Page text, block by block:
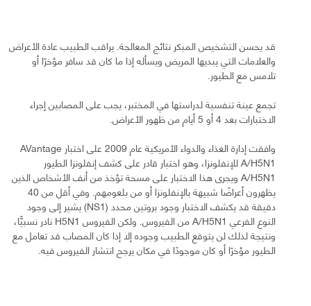
قد يحسن التشخيص المبكر نتائج المعالجة. يراقب الطبيب عادة الأعراض
والعلامات التي يبديها المريض ويسأله إذا ما كان قد سافر مؤخرًا أو
تلامس مع الطيور.
تجمع عينة تنفسية لدراستها في المختبر، يجب على المصابين إجراء
الاختبارات بعد 4 أو 5 أيام من ظهور الأعراض.
وافقت إدارة الغذاء والدواء الأمريكية عام 2009 على اختبار AVantage
A/H5N1 للإنفلونزا، وهو اختبار قادر على كشف إنفلونزا الطيور
A/H5N1 ويجرى هذا الاختبار على مسحة تؤخذ من أنف الأشخاص الذين
يظهرون أعراضًا شبيهة بالإنفلونزا أو من بلعومهم. وفي أقل من 40
دقيقة قد يكشف الاختبار وجود بروتين محدد (NS1) يشير إلى وجود
النوع الفرعي A/H5N1 من الفيروس. ولكن الفيروس H5N1 نادر نسبيًّا،
ونتيجة لذلك لن يتوقع الطبيب وجوده إلا إذا كان المصاب قد تعامل مع
الطيور مؤخرًا أو كان موجودًا في مكان يرجح انتشار الفيروس فيه.